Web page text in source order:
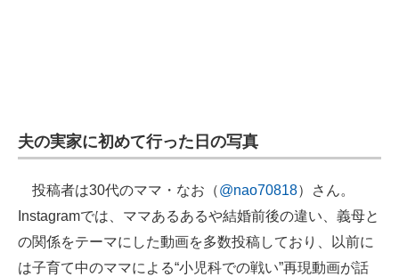
建設×テクノロジーの最前線
ちょっと気になるネットの話題
夫の実家に初めて行った日の写真
投稿者は30代のママ・なお（@nao70818）さん。
Instagramでは、ママあるあるや結婚前後の違い、義母と
の関係をテーマにした動画を多数投稿しており、以前に
は子育て中のママによる“小児科での戦い”再現動画が話